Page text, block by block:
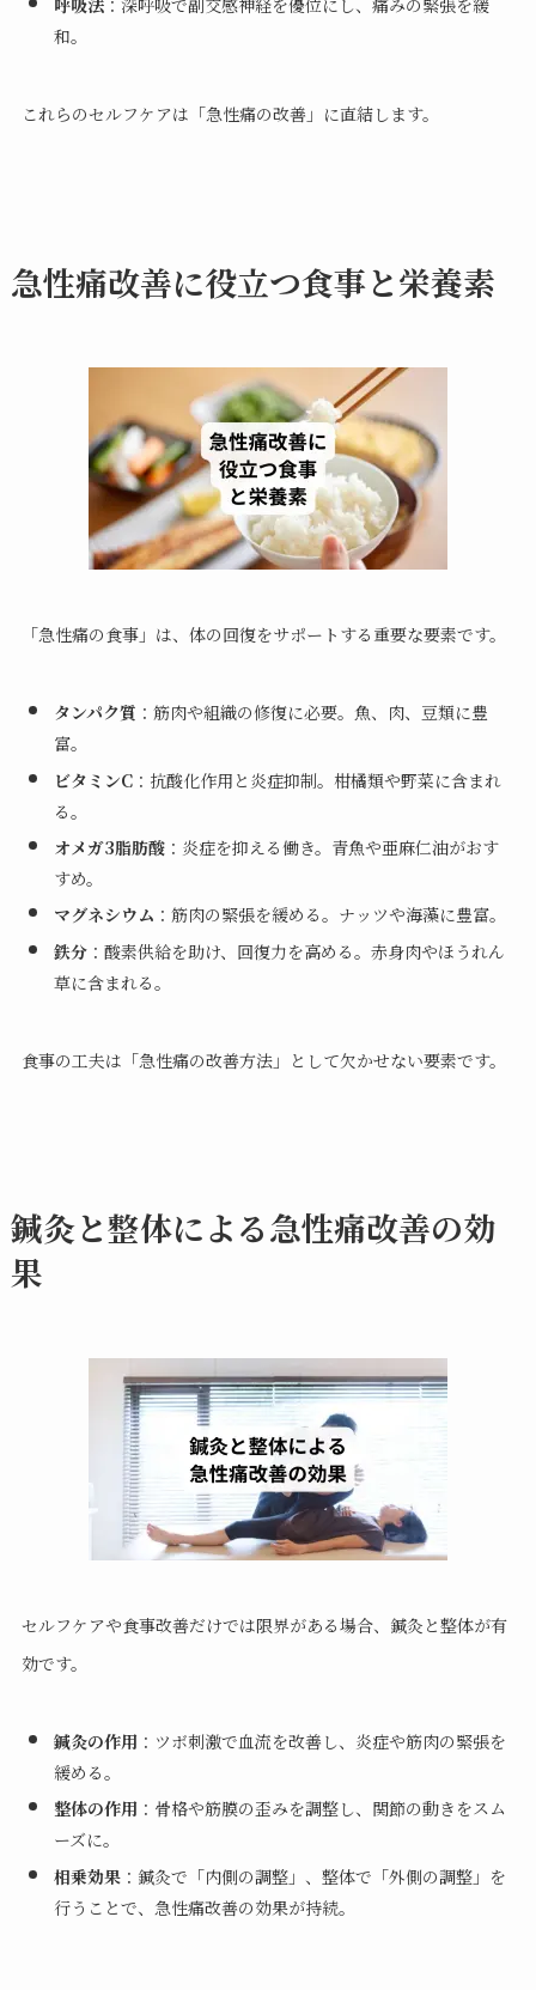
呼吸法：深呼吸で副交感神経を優位にし、痛みの緊張を緩
和。
これらのセルフケアは「急性痛の改善」に直結します。
急性痛改善に役立つ食事と栄養素
「急性痛の食事」は、体の回復をサポートする重要な要素です。
タンパク質 ：筋肉や組織の修復に必要。魚、肉、豆類に豊
富。
ビタミンC：抗酸化作用と炎症抑制。柑橘類や野菜に含まれ
る。
オメガ3脂肪酸：炎症を抑える働き。青魚や亜麻仁油がおす
すめ。
マグネシウム ：筋肉の緊張を緩める。ナッツや海藻に豊富。
鉄分：酸素供給を助け、回復力を高める。赤身肉やほうれん
草に含まれる。
食事の工夫は「急性痛の改善方法」として欠かせない要素です。
鍼灸と整体による急性痛改善の効
果
セルフケアや食事改善だけでは限界がある場合、鍼灸と整体が有
効です。
鍼灸の作用 ：ツボ刺激で血流を改善し、炎症や筋肉の緊張を
緩める。
整体の作用 ：骨格や筋膜の歪みを調整し、関節の動きをスム
ーズに。
相乗効果：鍼灸で「内側の調整」、整体で「外側の調整」を
行うことで、急性痛改善の効果が持続。